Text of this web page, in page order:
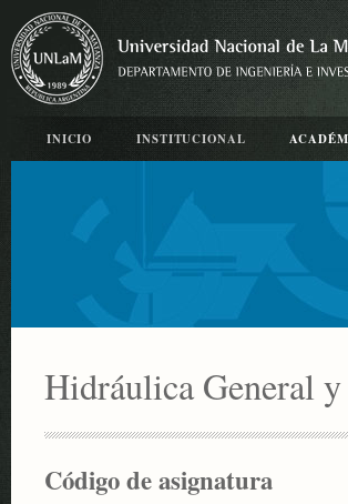
INICIO INSTITUCIONAL
Hidráulica General
Código de asignatura